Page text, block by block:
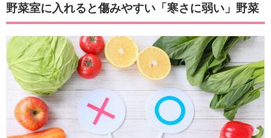
野菜室に入れると傷みやすい「寒さに弱い」野菜